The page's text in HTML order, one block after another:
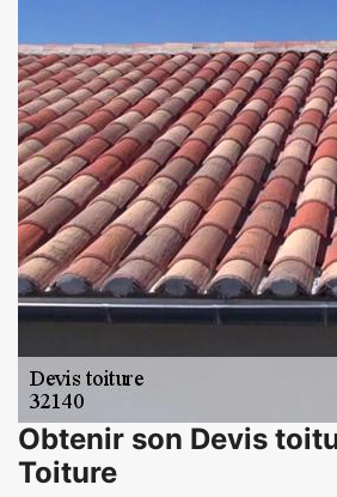
Obtenir son Devis
Toiture